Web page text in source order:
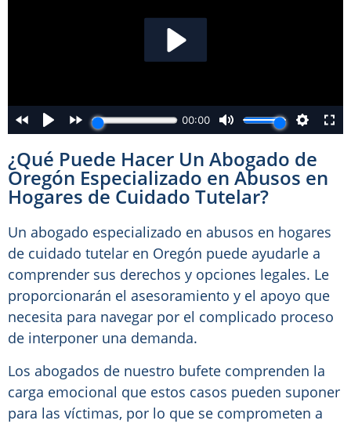
¿Qué Puede Hacer Un Abogado de
Oregón Especializado en Abusos en
Hogares de Cuidado Tutelar?
Un abogado especializado en abusos en hogares
de cuidado tutelar en Oregón puede ayudarle a
comprender sus derechos y opciones legales. Le
proporcionarán el asesoramiento y el apoyo que
necesita para navegar por el complicado proceso
de interponer una demanda.
Los abogados de nuestro bufete comprenden la
carga emocional que estos casos pueden suponer
para las víctimas, por lo que se comprometen a